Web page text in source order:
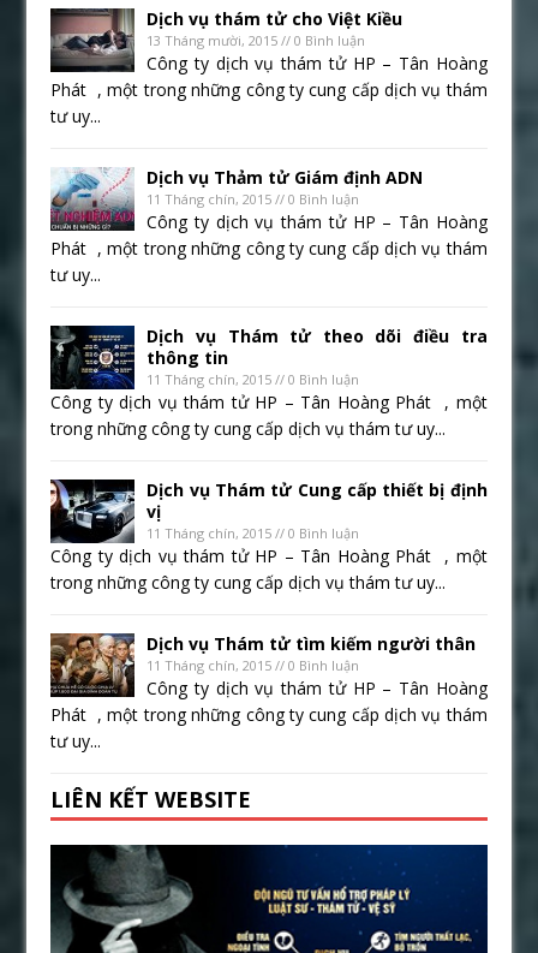
Dịch vụ thám tử cho Việt Kiều
13 Tháng mười, 2015 // 0 Bình luận
Công ty dịch vụ thám tử HP – Tân Hoàng
Phát , một trong những công ty cung cấp dịch vụ thám
tư uy...
Dịch vụ Thảm tử Giám định ADN
11 Tháng chín, 2015 // 0 Bình luận
Công ty dịch vụ thám tử HP – Tân Hoàng
Phát , một trong những công ty cung cấp dịch vụ thám
tư uy...
Dịch vụ Thám tử theo dõi điều tra
thông tin
11 Tháng chín, 2015 // 0 Bình luận
Công ty dịch vụ thám tử HP – Tân Hoàng Phát , một
trong những công ty cung cấp dịch vụ thám tư uy...
Dịch vụ Thám tử Cung cấp thiết bị định
vị
11 Tháng chín, 2015 // 0 Bình luận
Công ty dịch vụ thám tử HP – Tân Hoàng Phát , một
trong những công ty cung cấp dịch vụ thám tư uy...
Dịch vụ Thám tử tìm kiếm người thân
11 Tháng chín, 2015 // 0 Bình luận
Công ty dịch vụ thám tử HP – Tân Hoàng
Phát , một trong những công ty cung cấp dịch vụ thám
tư uy...
LIÊN KẾT WEBSITE